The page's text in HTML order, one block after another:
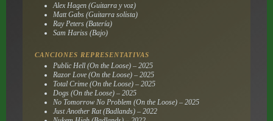
Alex Hagen (Guitarra y voz)
Matt Gabs (Guitarra solista)
Ray Peters (Batería)
Sam Hariss (Bajo)
CANCIONES REPRESENTATIVAS
Public Hell (On the Loose) – 2025
Razor Love (On the Loose) – 2025
Total Crime (On the Loose) – 2025
Dogs (On the Loose) – 2025
No Tomorrow No Problem (On the Loose) – 2025
Just Another Rat (Badlands) – 2022